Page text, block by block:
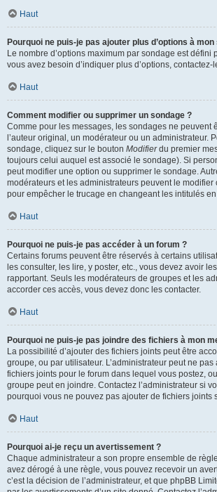
Haut
Pourquoi ne puis-je pas ajouter plus d’options à mon
Le nombre d’options maximum par sondage est défini
vous avez besoin d’indiquer plus d’options, contactez-
Haut
Comment modifier ou supprimer un sondage ?
Comme pour les messages, les sondages ne peuvent
l’auteur original, un modérateur ou un administrateur.
sondage, cliquez sur le bouton Modifierdu premier
toujours celui auquel est associé le sondage). Si
peut modifier une option ou supprimer le sondage.
modérateurs et les administrateurs peuvent le modifier
pour empêcher le trucage en changeant les intitulés
Haut
Pourquoi ne puis-je pas accéder à un forum ?
Certains forums peuvent être réservés à certains
les consulter, les lire, y poster, etc., vous devez avoir
rapportant. Seuls les modérateurs de groupes et les
accorder ces accès, vous devez donc les contacter.
Haut
Pourquoi ne puis-je pas joindre des fichiers à mon
La possibilité d’ajouter des fichiers joints peut être
groupe, ou par utilisateur. L’administrateur peut ne pas
fichiers joints pour le forum dans lequel vous postez,
groupe peut en joindre. Contactez l’administrateur si
pourquoi vous ne pouvez pas ajouter de fichiers joints
Haut
Pourquoi ai-je reçu un avertissement ?
Chaque administrateur a son propre ensemble de
avez dérogé à une règle, vous pouvez recevoir un
c’est la décision de l’administrateur, et que phpBB